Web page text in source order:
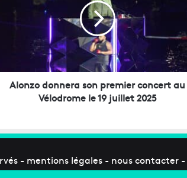
Alonzo donnera son premier concert au
Vélodrome le 19 juillet 2025
- mentions légales - nous contacter -